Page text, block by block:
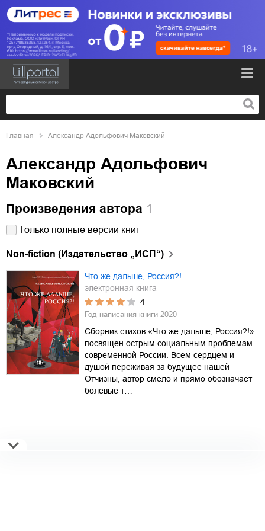
Главная Александр Адольфович Маковский
Александр Адольфович
Маковский
Произведения автора 1
Только полные версии книг
Non-fiction (Издательство „ИСП“)
Что же дальше, Россия?!
электронная книга
4
Год написания книги 2020
Сборник стихов «Что же дальше, Россия?!»
посвящен острым социальным проблемам
современной России. Всем сердцем и
душой переживая за будущее нашей
Отчизны, автор смело и прямо обозначает
болевые т…